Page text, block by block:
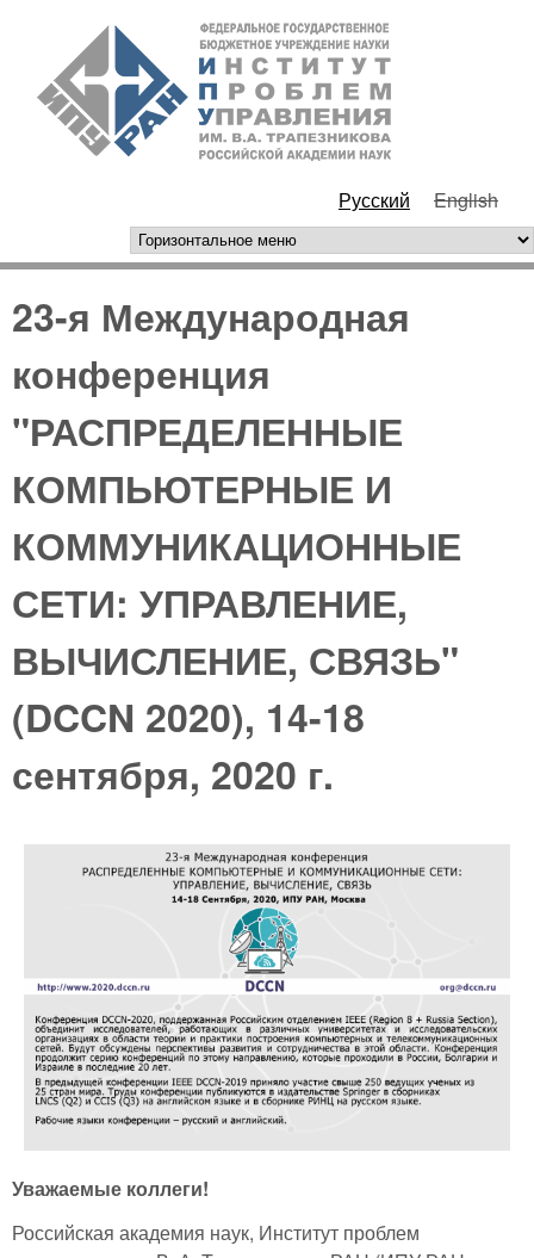
Перейти к основному
содержанию
РАН
Русский English
горизонтальное меню
23-я Международная
конференция
"РАСПРЕДЕЛЕННЫЕ
КОМПЬЮТЕРНЫЕ И
КОММУНИКАЦИОННЫЕ
СЕТИ: УПРАВЛЕНИЕ,
ВЫЧИСЛЕНИЕ, СВЯЗЬ"
(DCCN 2020), 14-18
сентября, 2020 г.
Уважаемые коллеги!
Российская академия наук, Институт проблем